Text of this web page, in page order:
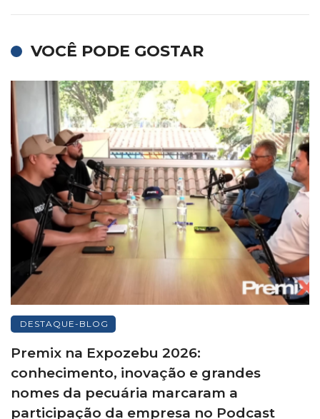
VOCÊ PODE GOSTAR
DESTAQUE-BLOG
Premix na Expozebu 2026:
conhecimento, inovação e grandes
nomes da pecuária marcaram a
participação da empresa no Podcast